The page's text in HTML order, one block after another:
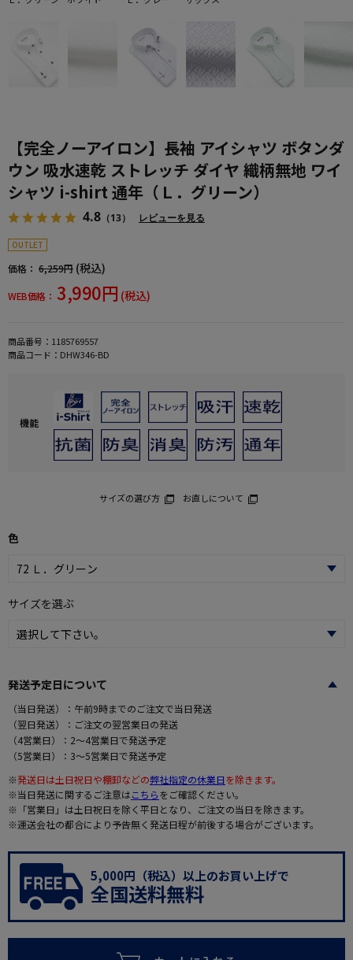
【完全ノーアイロン】長袖 アイシャツ ボタンダ
ウン 吸水速乾 ストレッチ ダイヤ 織柄無地 ワイ
シャツ i-shirt 通年（Ｌ．グリーン）
4.8 （13） レビューを見る
OUTLET
価格： 6,259円 (税込)
WEB価格： 3,990円 (税込)
商品番号： 1185769557
商品コード： DHW346-BD
機能
サイズの選び方 お直しについて
色
サイズを選ぶ
発送予定日について
（当日発送）：午前9時までのご注文で当日発送
（翌日発送）：ご注文の翌営業日の発送
（4営業日）：2～4営業日で発送予定
（5営業日）：3～5営業日で発送予定
※発送日は土日祝日や棚卸などの弊社指定の休業日を除きます。
※当日発送に関するご注意はこちらをご確認ください。
※「営業日」は土日祝日を除く平日となり、ご注文の当日を除きます。
※運送会社の都合により予告無く発送日程が前後する場合がございます。
5,000円（税込）以上のお買い上げで
全国送料無料